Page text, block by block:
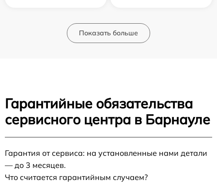
Показать больше
Гарантийные обязательства
сервисного центра в Барнауле
Гарантия от сервиса: на установленные нами детали
— до 3 месяцев.
Что считается гарантийным случаем?